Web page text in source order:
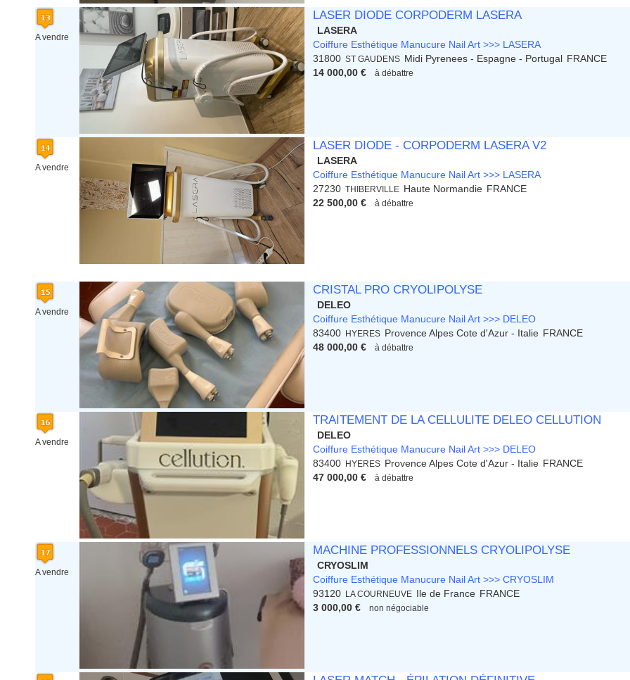
A vendre
LASER DIODE CORPODERM LASERA
LASERA
Coiffure Esthétique Manucure Nail Art >>> LASERA
31800 ST GAUDENS Midi Pyrenees - Espagne - Portugal FRANCE
14 000,00 €
à débattre
A vendre
LASER DIODE - CORPODERM LASERA V2
LASERA
Coiffure Esthétique Manucure Nail Art >>> LASERA
27230 THIBERVILLE Haute Normandie FRANCE
22 500,00 €
à débattre
A vendre
CRISTAL PRO CRYOLIPOLYSE
DELEO
Coiffure Esthétique Manucure Nail Art >>> DELEO
83400
HYERES Provence Alpes Cote d'Azur - Italie FRANCE
48 000,00 €
à débattre
A vendre
TRAITEMENT DE LA CELLULITE DELEO CELLUTION
DELEO
Coiffure Esthétique Manucure Nail Art >>> DELEO
83400
HYERES Provence Alpes Cote d'Azur - Italie FRANCE
47 000,00 €
à débattre
A vendre
MACHINE PROFESSIONNELS CRYOLIPOLYSE
CRYOSLIM
Coiffure Esthétique Manucure Nail Art >>> CRYOSLIM
93120
LA COURNEUVE Ile de France FRANCE
3 000,00 €
non négociable